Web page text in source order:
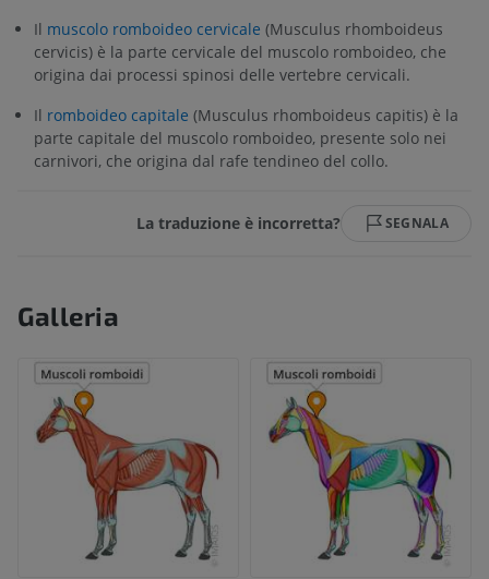
Il muscolo romboideo cervicale (Musculus rhomboideus
cervicis) è la parte cervicale del muscolo romboideo, che
origina dai processi spinosi delle vertebre cervicali.
Il romboideo capitale (Musculus rhomboideus capitis) è la
parte capitale del muscolo romboideo, presente solo nei
carnivori, che origina dal rafe tendineo del collo.
La traduzione è incorretta? SEGNALA
Galleria